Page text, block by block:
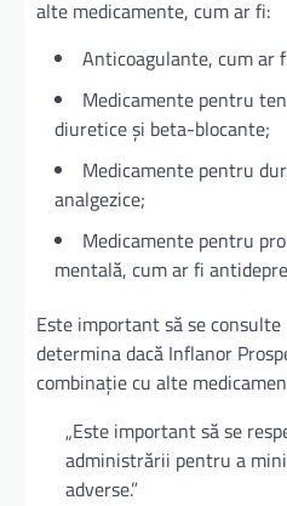
alte medicamente, cum ar fi:
Anticoagulante, cum ar
Medicamente pentru
diuretice și beta-blocante;
Medicamente pentru
analgezice;
Medicamente pentru
mentală, cum ar fi
Este important să se
determina dacă Inflanor
combinație cu alte
„Este important să se
administrării pentru a
adverse.”